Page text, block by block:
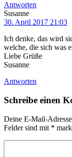
Antworten
Susanne
30. April 2017 21:03
Ich denke, das wird
welche, die sich was
Liebe Grüße
Susanne
Antworten
Schreibe einen
Deine E-Mail-
Felder sind mit *